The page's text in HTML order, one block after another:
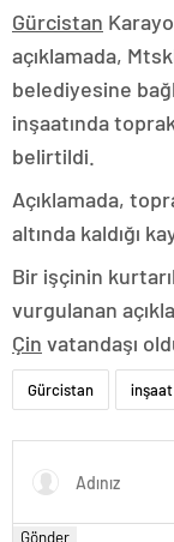
Gürcistan
açıklamada,
belediyesine
inşaatında
belirtildi.
Açıklamada,
altında kaldığı
Bir işçinin
vurgulanan
Çin vatandaşı
Gürcistan inşaat
Gönder